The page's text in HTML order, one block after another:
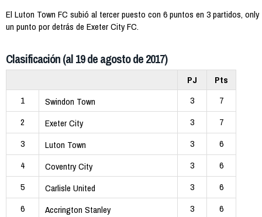
El Luton Town FC subió al tercer puesto con 6 puntos en 3 partidos, only
un punto por detrás de Exeter City FC.
Clasificación (al 19 de agosto de 2017)
PJ
Pts
1
Swindon Town 3
7
2
Exeter City 3
7
3
Luton Town 3
6
4
Coventry City 3
6
5
Carlisle United 3
6
6
Accrington Stanley 3
6